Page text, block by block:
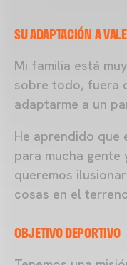
SU ADAPTACIÓN A
Mi familia está
sobre todo, fuera
adaptarme a un
He aprendido que
para mucha gente
queremos
cosas en el
OBJETIVO DEPORTIVO